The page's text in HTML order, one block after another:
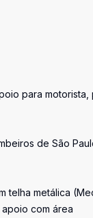
para motorista,
de São
telha metálica
com área